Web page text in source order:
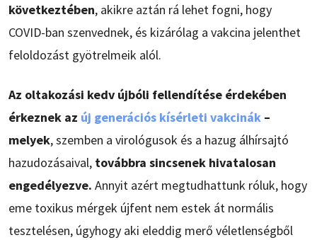
következtében, akikre aztán rá lehet fogni, hogy
COVID-ban szenvednek, és kizárólag a vakcina jelenthet
feloldozást gyötrelmeik alól.
Az oltakozási kedv újbóli fellendítése érdekében
érkeznek az új generációs kísérleti vakcinák –
melyek, szemben a virológusok és a hazug álhírsajtó
hazudozásaival, továbbra sincsenek hivatalosan
engedélyezve. Annyit azért megtudhattunk róluk, hogy
eme toxikus mérgek újfent nem estek át normális
tesztelésen, úgyhogy aki eleddig merő véletlenségből